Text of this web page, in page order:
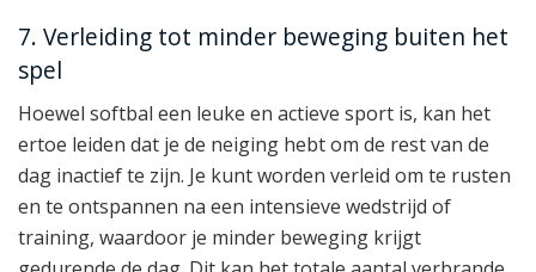
7. Verleiding tot minder beweging buiten het
spel
Hoewel softbal een leuke en actieve sport is, kan het
ertoe leiden dat je de neiging hebt om de rest van de
dag inactief te zijn. Je kunt worden verleid om te rusten
en te ontspannen na een intensieve wedstrijd of
training, waardoor je minder beweging krijgt